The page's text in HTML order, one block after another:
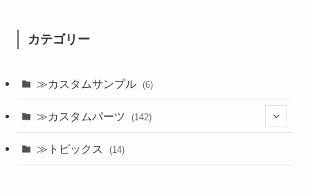
カテゴリー
≫カスタムサンプル (6)
≫カスタムパーツ (142)
≫トピックス (14)